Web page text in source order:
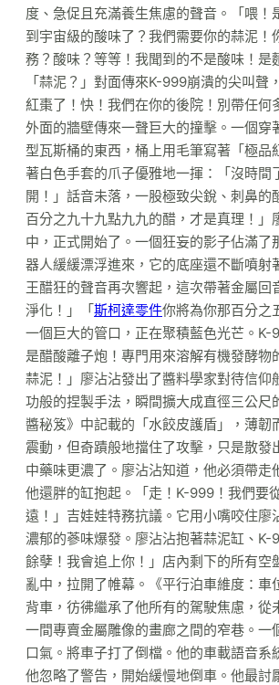
度、急促且充滿養生焦慮的聲音。「喂
到宇宙級的酸味了？我們需要你的蒜泥
務？酸味？等等！我聞到的不是酸味！是
「蒜泥？」對面傳來K-999崩潰的尖叫
紅棗了！快！我們在你的後院！別帶任
外面的牆壁傳來一聲巨大的撞擊。一個
型瓦斯桶的東西，桶上用毛筆寫著「極
著白色手套的爪子優雅地一揮：「沒時
開！」話音未落，一股極致尖銳、刺鼻
百分之九十九點九九的醋，才是真理！
中，正式開始了。一個狂妄的影子佔滿
器人緩緩漂浮進來，它的底座還不斷噴
王醋狂的聲音再次響起，這次帶著金屬
淨化！」「斯柯達零件你將為你那百分之
一個巨大的管口，正在聚積藍色光芒。
是醋酸離子炮！專門用來溶解有機發酵
蒜泥！」廖沾沾發出了醬料學家對待信
功般的捏製手法，瞬間擴大成直徑三公
醬秘笈》中記載的「水餃皮護盾」，薄
震動，但奇蹟般地擋住了攻擊，只是散
中藥味更濃了。廖沾沾知道，他必須帶
他還胖的缸抱起。「走！K-999！我們要
遠！」吉娃娃特務抗議。它用小嘴咬住
濃郁的蔘味爆發。廖沾沾抱著蒜泥缸、
餘孽！我會追上你！」店內剩下的所有
亂中，拉開了帷幕。《平行泊車維度：
背車，彷彿繼承了他所有的駕駛焦慮，
一間專賣金屬雕像的畫廊之間的窄巷。
口氣。將車子打了倒檔。他的車載語音
他忽略了警告，開始緩慢地倒車。他最